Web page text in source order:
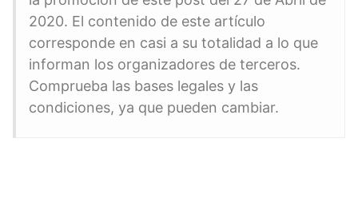
2020. El contenido de este artículo
corresponde en casi a su totalidad a lo que
informan los organizadores de terceros.
Comprueba las bases legales y las
condiciones, ya que pueden cambiar.